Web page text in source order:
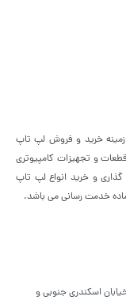
83 فعالیت خود را در زمینه خرید و فروش لپ تاپ
و تجهیزات کامپیوتری
و خرید انواع لپ تاپ
خدمت رسانی می باشد.
اسکندری جنوبی و